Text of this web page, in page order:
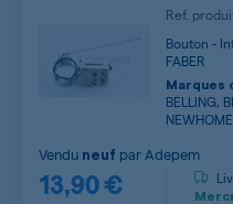
Ref.
Bouton -
FABER
Marques
BELLING,
13,90 €
Vendu neuf par Adepem